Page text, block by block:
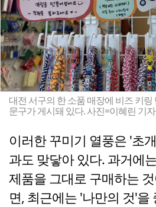
대전 서구의 한 소품 매장에 비즈 키
문구가 게시돼 있다. 사진=이혜린 기자
이러한 꾸미기 열풍은 '초
과도 맞닿아 있다. 과거에
제품을 그대로 구매하는
면, 최근에는 '나만의 것'을